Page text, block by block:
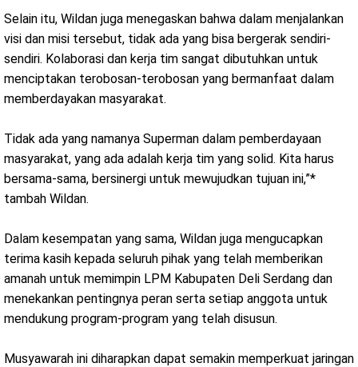
Selain itu, Wildan juga menegaskan bahwa dalam menjalankan
visi dan misi tersebut, tidak ada yang bisa bergerak sendiri-
sendiri. Kolaborasi dan kerja tim sangat dibutuhkan untuk
menciptakan terobosan-terobosan yang bermanfaat dalam
memberdayakan masyarakat.
Tidak ada yang namanya Superman dalam pemberdayaan
masyarakat, yang ada adalah kerja tim yang solid. Kita harus
bersama-sama, bersinergi untuk mewujudkan tujuan ini,”*
tambah Wildan.
Dalam kesempatan yang sama, Wildan juga mengucapkan
terima kasih kepada seluruh pihak yang telah memberikan
amanah untuk memimpin LPM Kabupaten Deli Serdang dan
menekankan pentingnya peran serta setiap anggota untuk
mendukung program-program yang telah disusun.
Musyawarah ini diharapkan dapat semakin memperkuat jaringan